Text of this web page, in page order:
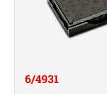
6/4931